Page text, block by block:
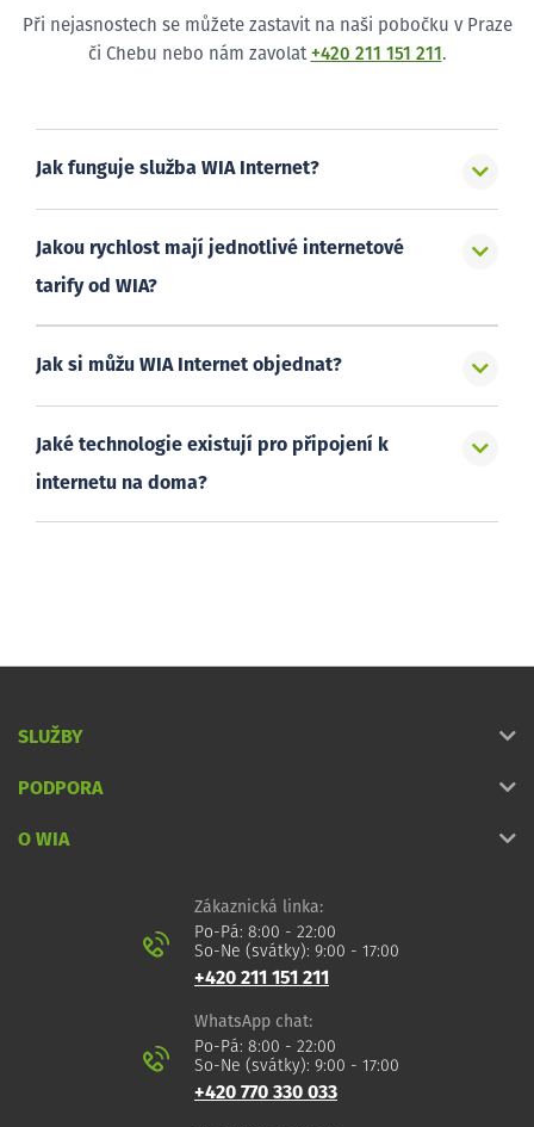
Při nejasnostech se můžete zastavit na naši pobočku v Praze
či Chebu nebo nám zavolat +420 211 151 211 .
Jak funguje služba WIA Internet?
Jakou rychlost mají jednotlivé internetové
tarify od WIA?
Jak si můžu WIA Internet objednat?
Jaké technologie existují pro připojení k
internetu na doma?
SLUŽBY
PODPORA
O WIA
Zákaznická linka:
Po-Pá: 8:00 - 22:00
So-Ne (svátky): 9:00 - 17:00
+420 211 151 211
WhatsApp chat:
Po-Pá: 8:00 - 22:00
So-Ne (svátky): 9:00 - 17:00
+420 770 330 033